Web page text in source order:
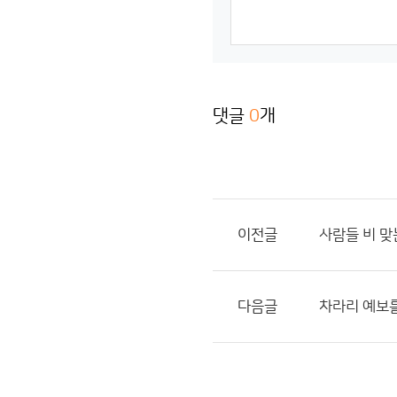
댓글 0개
이전글 사람들 비 맞
다음글 차라리 예보